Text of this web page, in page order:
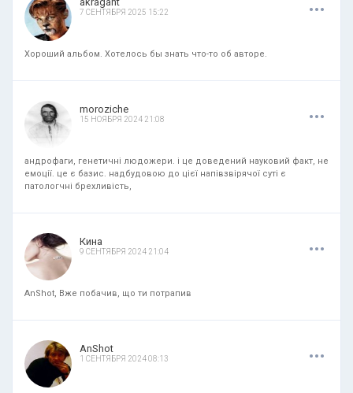
7 СЕНТЯБРЯ 2025 15:22
Хороший альбом. Хотелось бы знать что-то об авторе.
moroziche
15 НОЯБРЯ 2024 21:08 ...
андрофаги, генетичні людожери. і це доведений науковий факт, не
емоції. це є базис. надбудовою до цієї напівзвірячої суті є
патологчні брехливість,
Кина
9 СЕНТЯБРЯ 2024 21:04 ...
AnShot, Вже побачив, що ти потрапив
AnShot
1 СЕНТЯБРЯ 2024 08:13 ...